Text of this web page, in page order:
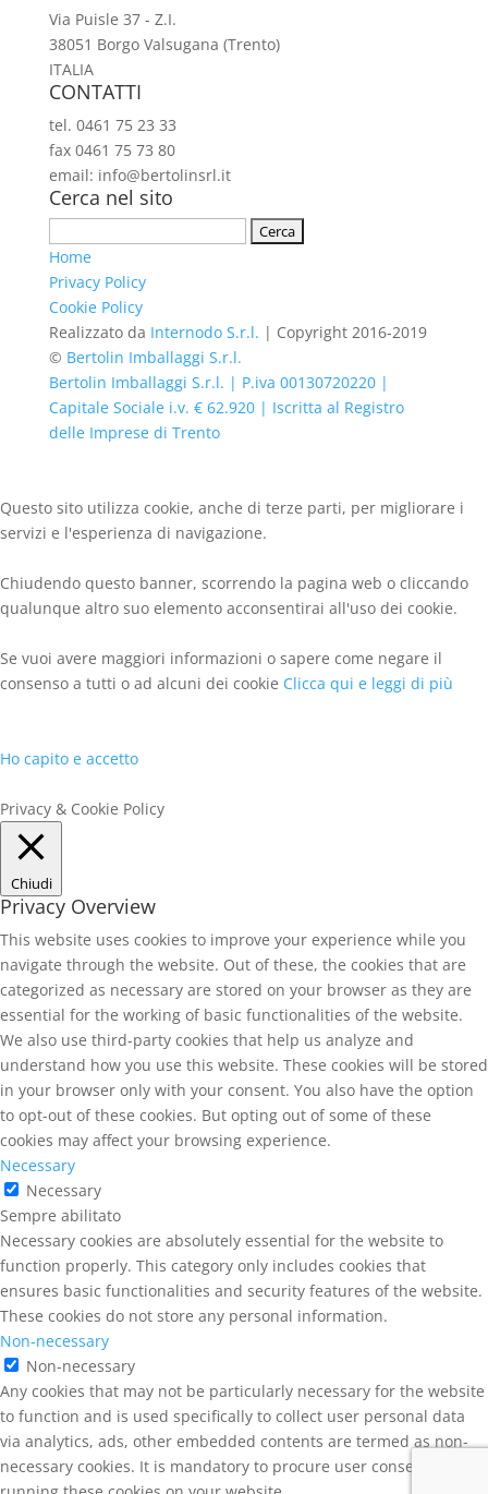
Via Puisle 37 - Z.I.
38051 Borgo Valsugana (Trento)
ITALIA
CONTATTI
tel. 0461 75 23 33
fax 0461 75 73 80
email: info@bertolinsrl.it
Cerca nel sito
per:
Home
Privacy Policy
Cookie Policy
Realizzato da Internodo S.r.l. | Copyright 2016-2019
© Bertolin Imballaggi S.r.l.
Bertolin Imballaggi S.r.l. | P.iva 00130720220 |
Capitale Sociale i.v. € 62.920 | Iscritta al Registro
delle Imprese di Trento
Questo sito utilizza cookie, anche di terze parti, per migliorare i
servizi e l'esperienza di navigazione.
Chiudendo questo banner, scorrendo la pagina web o cliccando
qualunque altro suo elemento acconsentirai all'uso dei cookie.
Se vuoi avere maggiori informazioni o sapere come negare il
consenso a tutti o ad alcuni dei cookie Clicca qui e leggi di più
Ho capito e accetto
Privacy & Cookie Policy
Chiudi
Privacy Overview
This website uses cookies to improve your experience while you
navigate through the website. Out of these, the cookies that are
categorized as necessary are stored on your browser as they are
essential for the working of basic functionalities of the website.
We also use third-party cookies that help us analyze and
understand how you use this website. These cookies will be stored
in your browser only with your consent. You also have the option
to opt-out of these cookies. But opting out of some of these
cookies may affect your browsing experience.
Necessary
Necessary
Sempre abilitato
Necessary cookies are absolutely essential for the website to
function properly. This category only includes cookies that
ensures basic functionalities and security features of the website.
These cookies do not store any personal information.
Non-necessary
Non-necessary
Any cookies that may not be particularly necessary for the website
to function and is used specifically to collect user personal data
via analytics, ads, other embedded contents are termed as non-
necessary cookies. It is mandatory to procure user consent prior to